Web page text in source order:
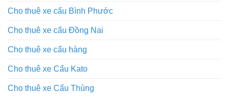
Cho thuê xe cẩu Bình Phước
Cho thuê xe cẩu Đồng Nai
Cho thuê xe cẩu hàng
Cho thuê xe Cẩu Kato
Cho thuê xe Cẩu Thùng